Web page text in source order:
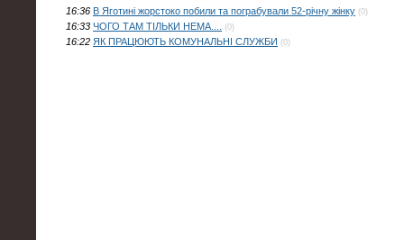
16:36 В Яготині жорстоко побили та пограбували 52-річну жінку (0)
16:33 ЧОГО ТАМ ТІЛЬКИ НЕМА.... (0)
16:22 ЯК ПРАЦЮЮТЬ КОМУНАЛЬНІ СЛУЖБИ (0)